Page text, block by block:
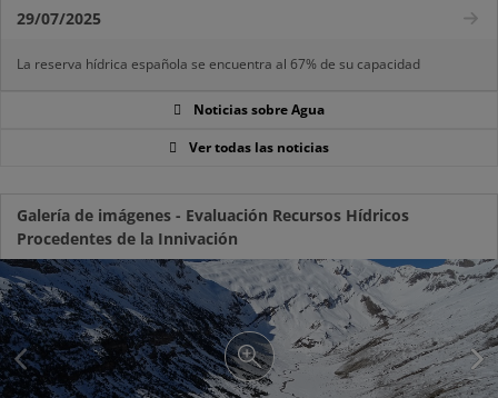
29/07/2025
La reserva hídrica española se encuentra al 67% de su capacidad
Noticias sobre Agua
Ver todas las noticias
Galería de imágenes - Evaluación Recursos Hídricos
Procedentes de la Innivación